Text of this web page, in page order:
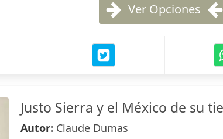
Ver Opciones
Justo Sierra y el México de su
Autor: Claude Dumas